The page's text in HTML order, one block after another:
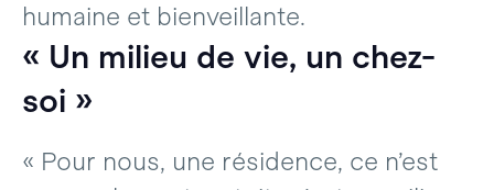
humaine et bienveillante.
« Un milieu de vie, un chez-
soi »
« Pour nous, une résidence, ce n’est